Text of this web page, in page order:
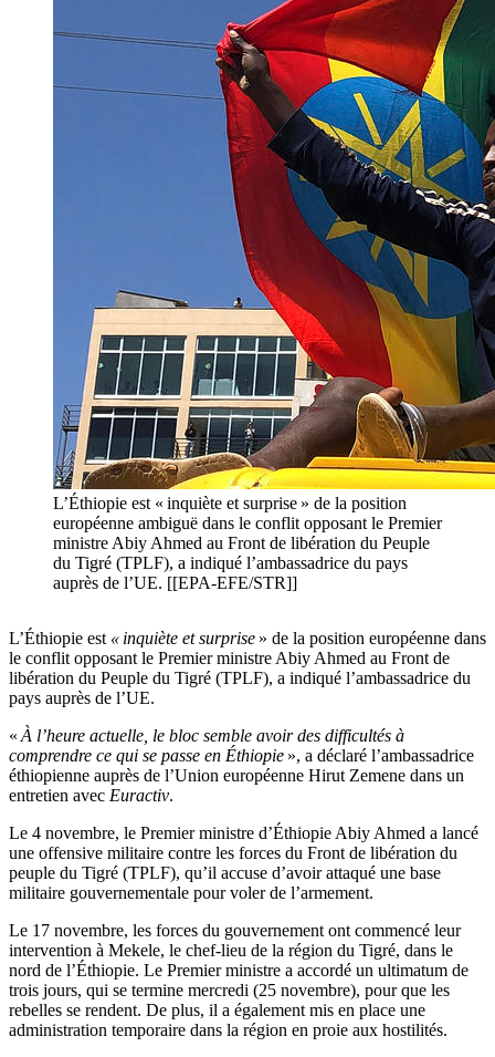
L’Éthiopie est « inquiète et surprise » de la position
européenne ambiguë dans le conflit opposant le Premier
ministre Abiy Ahmed au Front de libération du Peuple
du Tigré (TPLF), a indiqué l’ambassadrice du pays
auprès de l’UE. [[EPA-EFE/STR]]
L’Éthiopie est « inquiète et surprise » de la position européenne dans
le conflit opposant le Premier ministre Abiy Ahmed au Front de
libération du Peuple du Tigré (TPLF), a indiqué l’ambassadrice du
pays auprès de l’UE.
« À l’heure actuelle, le bloc semble avoir des difficultés à
comprendre ce qui se passe en Éthiopie », a déclaré l’ambassadrice
éthiopienne auprès de l’Union européenne Hirut Zemene dans un
entretien avec Euractiv.
Le 4 novembre, le Premier ministre d’Éthiopie Abiy Ahmed a lancé
une offensive militaire contre les forces du Front de libération du
peuple du Tigré (TPLF), qu’il accuse d’avoir attaqué une base
militaire gouvernementale pour voler de l’armement.
Le 17 novembre, les forces du gouvernement ont commencé leur
intervention à Mekele, le chef-lieu de la région du Tigré, dans le
nord de l’Éthiopie. Le Premier ministre a accordé un ultimatum de
trois jours, qui se termine mercredi (25 novembre), pour que les
rebelles se rendent. De plus, il a également mis en place une
administration temporaire dans la région en proie aux hostilités.